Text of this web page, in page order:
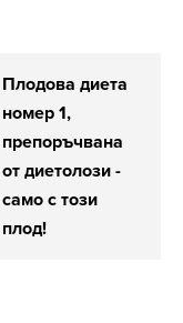
Плодова диета
номер 1,
препоръчвана
от диетолози -
само с този
плод!